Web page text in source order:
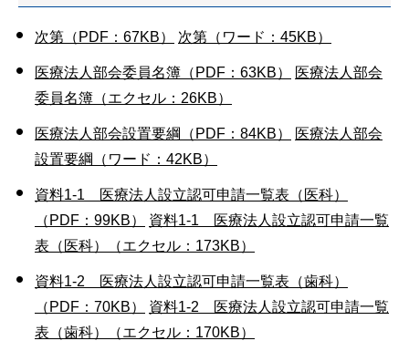
次第（PDF：67KB） 次第（ワード：45KB）
医療法人部会委員名簿（PDF：63KB）
医療法人部会
委員名簿（エクセル：26KB）
医療法人部会設置要綱（PDF：84KB）
医療法人部会
設置要綱（ワード：42KB）
資料1-1 医療法人設立認可申請一覧表（医科）
（PDF：99KB）
資料1-1 医療法人設立認可申請一覧
表（医科）（エクセル：173KB）
資料1-2 医療法人設立認可申請一覧表（歯科）
（PDF：70KB）
資料1-2 医療法人設立認可申請一覧
表（歯科）（エクセル：170KB）